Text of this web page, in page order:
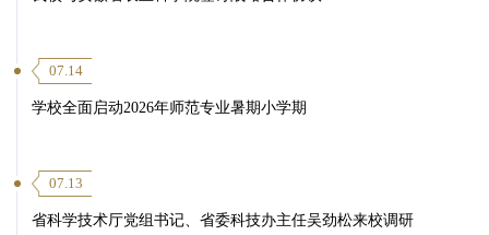
07.14
学校全面启动2026年师范专业暑期小学期
07.13
省科学技术厅党组书记、省委科技办主任吴劲松来校调研